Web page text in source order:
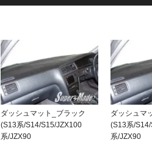
ダッシュマット_ブラック
(S13系/S14/S15/JZX100
系/JZX90
ダッシュマ
(S13系/
系/JZX90